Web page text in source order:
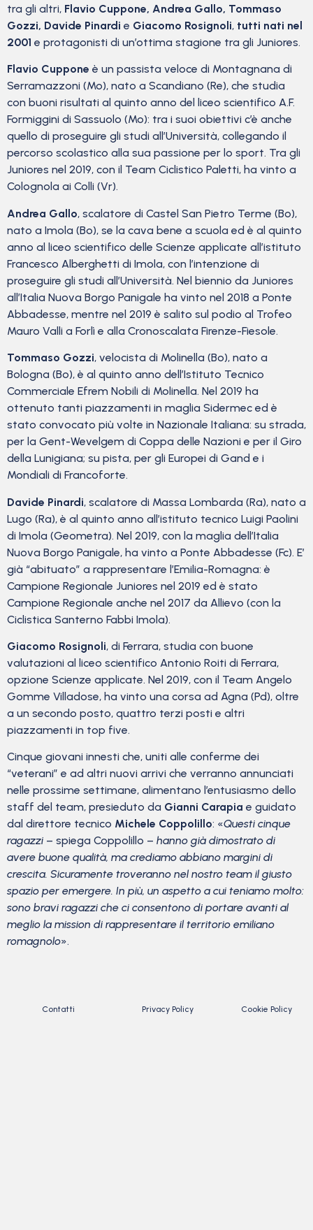
tra gli altri, Flavio Cuppone, Andrea Gallo, Tommaso
Gozzi, Davide Pinardi e Giacomo Rosignoli, tutti nati nel
2001 e protagonisti di un’ottima stagione tra gli Juniores.
Flavio Cuppone è un passista veloce di Montagnana di
Serramazzoni (Mo), nato a Scandiano (Re), che studia
con buoni risultati al quinto anno del liceo scientifico A.F.
Formiggini di Sassuolo (Mo): tra i suoi obiettivi c’è anche
quello di proseguire gli studi all’Università, collegando il
percorso scolastico alla sua passione per lo sport. Tra gli
Juniores nel 2019, con il Team Ciclistico Paletti, ha vinto a
Colognola ai Colli (Vr).
Andrea Gallo, scalatore di Castel San Pietro Terme (Bo),
nato a Imola (Bo), se la cava bene a scuola ed è al quinto
anno al liceo scientifico delle Scienze applicate all’istituto
Francesco Alberghetti di Imola, con l’intenzione di
proseguire gli studi all’Università. Nel biennio da Juniores
all’Italia Nuova Borgo Panigale ha vinto nel 2018 a Ponte
Abbadesse, mentre nel 2019 è salito sul podio al Trofeo
Mauro Valli a Forlì e alla Cronoscalata Firenze-Fiesole.
Tommaso Gozzi, velocista di Molinella (Bo), nato a
Bologna (Bo), è al quinto anno dell’Istituto Tecnico
Commerciale Efrem Nobili di Molinella. Nel 2019 ha
ottenuto tanti piazzamenti in maglia Sidermec ed è
stato convocato più volte in Nazionale Italiana: su strada,
per la Gent-Wevelgem di Coppa delle Nazioni e per il Giro
della Lunigiana; su pista, per gli Europei di Gand e i
Mondiali di Francoforte.
Davide Pinardi, scalatore di Massa Lombarda (Ra), nato a
Lugo (Ra), è al quinto anno all’istituto tecnico Luigi Paolini
di Imola (Geometra). Nel 2019, con la maglia dell’Italia
Nuova Borgo Panigale, ha vinto a Ponte Abbadesse (Fc). E’
già “abituato” a rappresentare l’Emilia-Romagna: è
Campione Regionale Juniores nel 2019 ed è stato
Campione Regionale anche nel 2017 da Allievo (con la
Ciclistica Santerno Fabbi Imola).
Giacomo Rosignoli, di Ferrara, studia con buone
valutazioni al liceo scientifico Antonio Roiti di Ferrara,
opzione Scienze applicate. Nel 2019, con il Team Angelo
Gomme Villadose, ha vinto una corsa ad Agna (Pd), oltre
a un secondo posto, quattro terzi posti e altri
piazzamenti in top five.
Cinque giovani innesti che, uniti alle conferme dei
“veterani” e ad altri nuovi arrivi che verranno annunciati
nelle prossime settimane, alimentano l’entusiasmo dello
staff del team, presieduto da Gianni Carapia e guidato
dal direttore tecnico Michele Coppolillo: «Questi cinque
ragazzi – spiega Coppolillo – hanno già dimostrato di
avere buone qualità, ma crediamo abbiano margini di
crescita. Sicuramente troveranno nel nostro team il giusto
spazio per emergere. In più, un aspetto a cui teniamo molto:
sono bravi ragazzi che ci consentono di portare avanti al
meglio la mission di rappresentare il territorio emiliano
romagnolo».
Contatti Privacy Policy Cookie Policy